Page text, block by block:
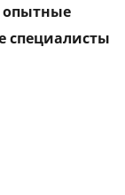
опытные
специалисты